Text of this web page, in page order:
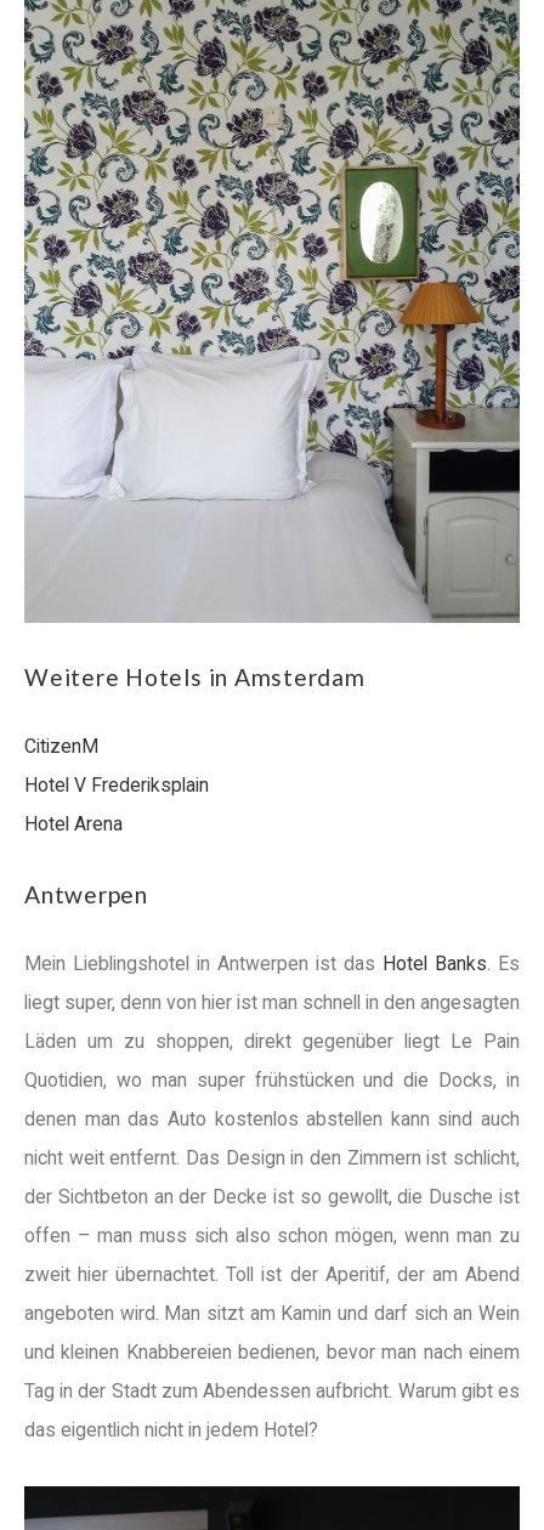
Weitere Hotels in Amsterdam
CitizenM
Hotel V Frederiksplain
Hotel Arena
Antwerpen
Mein Lieblingshotel in Antwerpen ist das Hotel Banks. Es
liegt super, denn von hier ist man schnell in den angesagten
Läden um zu shoppen, direkt gegenüber liegt Le Pain
Quotidien, wo man super frühstücken und die Docks, in
denen man das Auto kostenlos abstellen kann sind auch
nicht weit entfernt. Das Design in den Zimmern ist schlicht,
der Sichtbeton an der Decke ist so gewollt, die Dusche ist
offen – man muss sich also schon mögen, wenn man zu
zweit hier übernachtet. Toll ist der Aperitif, der am Abend
angeboten wird. Man sitzt am Kamin und darf sich an Wein
und kleinen Knabbereien bedienen, bevor man nach einem
Tag in der Stadt zum Abendessen aufbricht. Warum gibt es
das eigentlich nicht in jedem Hotel?